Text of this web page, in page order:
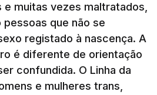
e muitas vezes maltratados,
que não se
registado à nascença. A
é diferente de orientação
confundida. O Linha da
e mulheres trans,